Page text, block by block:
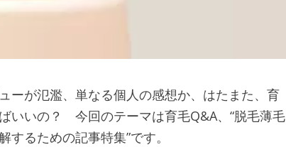
ーが氾濫、単なる個人の感想か、はたまた、育
いいの？ 今回のテーマは育毛Q&A、“脱毛薄毛
るための記事特集”です。